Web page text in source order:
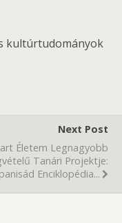
kultúrtudományok
Next Post
Életem Legnagyobb
Tanári Projektje:
Enciklopédia...